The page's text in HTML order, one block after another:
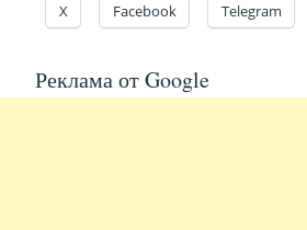
X Facebook Telegram
Реклама от Google